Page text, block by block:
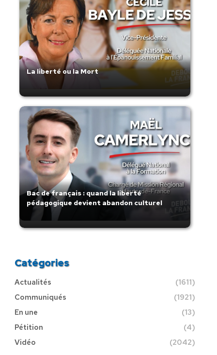
La liberté ou la Mort
Bac de français : quand la liberté
pédagogique devient abandon culturel
Catégories
Actualités
(1611)
Communiqués
(1921)
En une
(13)
Pétition
(4)
Vidéo
(2042)